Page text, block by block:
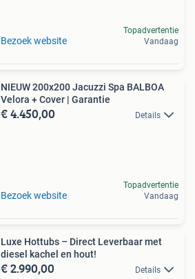
Bezoek website
Topadvertentie
Vandaag
NIEUW 200x200 Jacuzzi Spa BALBOA
Velora + Cover | Garantie
€ 4.450,00 Details
Bezoek website
Topadvertentie
Vandaag
Luxe Hottubs – Direct Leverbaar met
diesel kachel en hout!
€ 2.990,00 Details